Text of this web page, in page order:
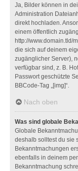
Ja, Bilder können in
Administration
direkt hochladen.
einem öffentlich
http://www.domain.tld/
die sich auf deinem
zugänglicher Server),
verfügbar sind, z. B.
Passwort geschützte
BBCode-Tag „[img]“.
Nach oben
Was sind globale
Globale
deshalb solltest du sie
Bekanntmachungen
ebenfalls in deinem
Bekanntmachung